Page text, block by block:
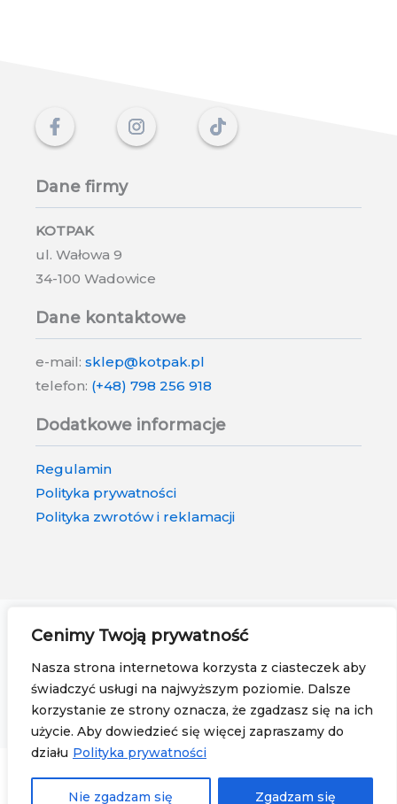
Cenimy Twoją prywatność
Nasza strona internetowa korzysta z ciasteczek aby
świadczyć usługi na najwyższym poziomie. Dalsze
korzystanie ze strony oznacza, że zgadzasz się na ich
użycie. Aby dowiedzieć się więcej zapraszamy do
działu Polityka prywatności
Nie zgadzam się Zgadzam się
Dane firmy
KOTPAK
ul. Wałowa 9
34-100 Wadowice
Dane kontaktowe
e-mail: sklep@kotpak.pl
telefon: (+48) 798 256 918
Dodatkowe informacje
Regulamin
Polityka prywatności
Polityka zwrotów i reklamacji
Tagi naszych produktów
Designerski drapak dla kota • Drapak z kartonu z
dwoma poziomami • Leżanka dla kota • Tekturowy
drapak dla kota
A Responsive WooCommerce Website by Jakub Potocki, a